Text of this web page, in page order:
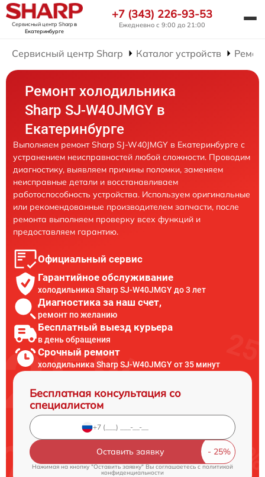
Сервисный центр Sharpв
Екатеринбурге
+7 (343) 226-93-53
Ежедневно с 9:00 до 21:00
Сервисный центр Sharp Каталог устройств
Ремонт холодильника
Sharp SJ-W40JMGY в
Екатеринбурге
Выполняем ремонт Sharp SJ-W40JMGY в Екатеринбурге с
устранением неисправностей любой сложности. Проводим
диагностику, выявляем причины поломки, заменяем
неисправные детали и восстанавливаем
работоспособность устройства. Используем оригинальные
или рекомендованные производителем запчасти, после
ремонта выполняем проверку всех функций и
предоставляем гарантию.
Официальный сервис
Гарантийное обслуживание
холодильника Sharp SJ-W40JMGY до 3 лет
Диагностика за наш счет,
ремонт по желанию
Бесплатный выезд курьера
в день обращения
Срочный ремонт
холодильника Sharp SJ-W40JMGY от 35 минут
Бесплатная консультация со
специалистом
Оставить заявку
Нажимая на кнопку "Оставить заявку" Вы соглашаетесь cполитикой
конфиденциальности